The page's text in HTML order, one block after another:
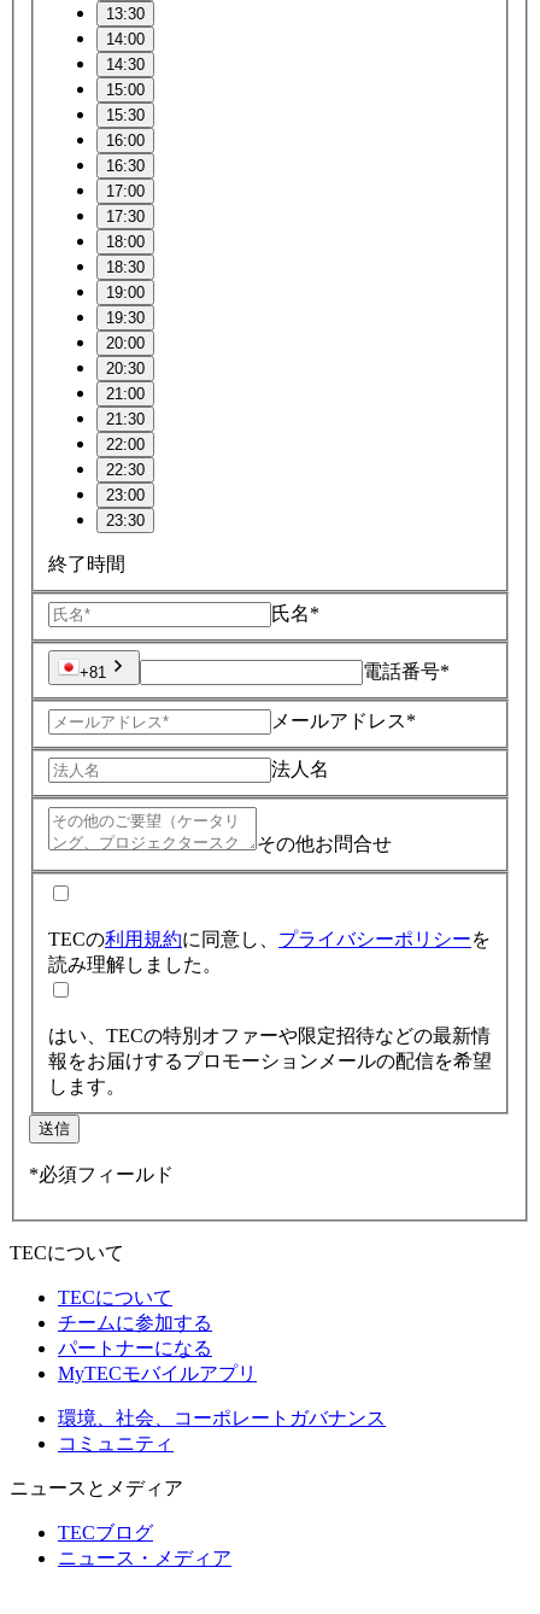
13:30
14:00
14:30
15:00
15:30
16:00
16:30
17:00
17:30
18:00
18:30
19:00
19:30
20:00
20:30
21:00
21:30
22:00
22:30
23:00
23:30
終了時間
氏名*
+81 電話番号*
メールアドレス*
法人名
その他お問合せ
TECの利用規約に同意し、 プライバシーポリシーを
読み理解しました。
はい、TECの特別オファーや限定招待などの最新情
報をお届けするプロモーションメールの配信を希望
します。
送信
*必須フィールド
TECについて
TECについて
チームに参加する
パートナーになる
MyTECモバイルアプリ
環境、社会、コーポレートガバナンス
コミュニティ
ニュースとメディア
TECブログ
ニュース・メディア